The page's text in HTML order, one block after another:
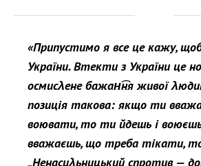
«Припустимо я все це кажу,
України. Втекти з України це
осмисλене бажан͡ня живої
позиція такова: якщо ти
воювати, то ти йдешь і
вважаєшь, що треба тікати,
„Ненасиλьницький спротив —